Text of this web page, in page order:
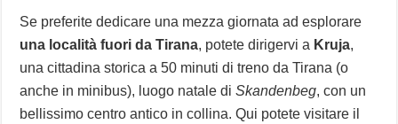
Se preferite dedicare una mezza giornata ad esplorare
una località fuori da Tirana, potete dirigervi a Kruja,
una cittadina storica a 50 minuti di treno da Tirana (o
anche in minibus), luogo natale diSkandenbeg, con un
bellissimo centro antico in collina. Qui potete visitare il